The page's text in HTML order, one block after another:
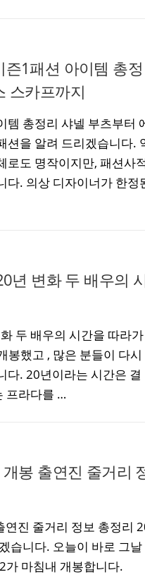
1패션 아이템 총정
스카프까지
템 총정리 샤넬 부츠부터
션을 알려 드리겠습니다.
로도 명작이지만, 패션사
다. 의상 디자이너가 한정
년 변화 두 배우의
두 배우의 시간을 따라가
봉했고 , 많은 분들이 다시
다. 20년이라는 시간은 결
프라다를 …
봉 출연진 줄거리
진 줄거리 정보 총정리
습니다. 오늘이 바로 그날
가 마침내 개봉합니다.